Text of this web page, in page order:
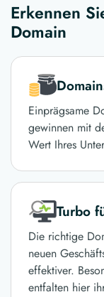
Erkennen
Domain
Einprägsame
gewinnen mit
Wert Ihres
Turbo
Die richtige
neuen
effektiver.
entfalten hier